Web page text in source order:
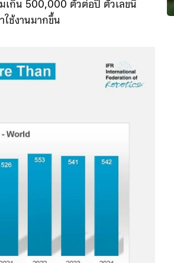
ซึ่งเพิ่มขึ้นถึง 2 เท่าเมื่อเทียบกับ
กิน 500,000 ตัวต่อปี ตัวเลขนี้